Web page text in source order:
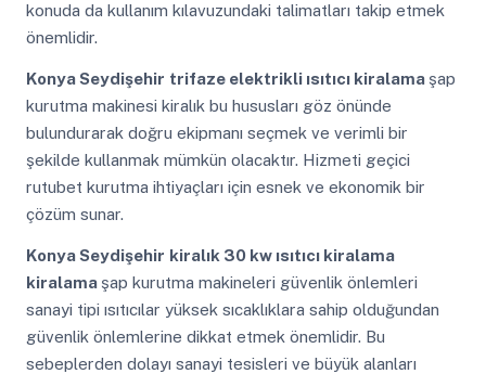
konuda da kullanım kılavuzundaki talimatları takip etmek
önemlidir.
Konya Seydişehir trifaze elektrikli ısıtıcı kiralama şap
kurutma makinesi kiralık bu hususları göz önünde
bulundurarak doğru ekipmanı seçmek ve verimli bir
şekilde kullanmak mümkün olacaktır. Hizmeti geçici
rutubet kurutma ihtiyaçları için esnek ve ekonomik bir
çözüm sunar.
Konya Seydişehir kiralık 30 kw ısıtıcı kiralama
kiralama şap kurutma makineleri güvenlik önlemleri
sanayi tipi ısıtıcılar yüksek sıcaklıklara sahip olduğundan
güvenlik önlemlerine dikkat etmek önemlidir. Bu
sebeplerden dolayı sanayi tesisleri ve büyük alanları